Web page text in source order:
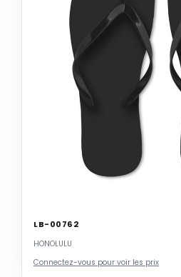
LB-00762
HONOLULU
Connectez-vous pour voir les prix